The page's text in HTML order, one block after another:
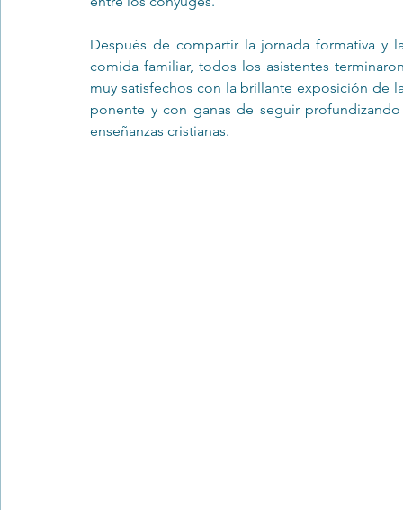
Después de compartir la jornada formativa y
comida familiar, todos los asistentes
muy satisfechos con la brillante exposición de
ponente y con ganas de seguir
enseñanzas cristianas.